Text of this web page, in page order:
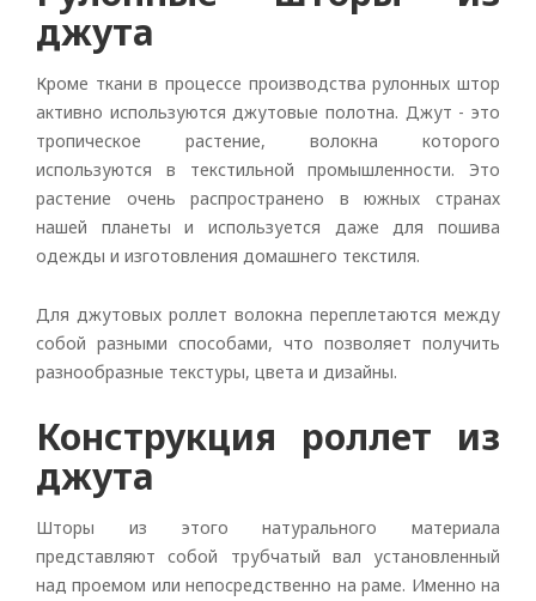
джута
Кроме ткани в процессе производства рулонных штор
активно используются джутовые полотна. Джут - это
тропическое растение, волокна которого
используются в текстильной промышленности. Это
растение очень распространено в южных странах
нашей планеты и используется даже для пошива
одежды и изготовления домашнего текстиля.
Для джутовых роллет волокна переплетаются между
собой разными способами, что позволяет получить
разнообразные текстуры, цвета и дизайны.
Конструкция роллет из
джута
Шторы из этого натурального материала
представляют собой трубчатый вал установленный
над проемом или непосредственно на раме. Именно на